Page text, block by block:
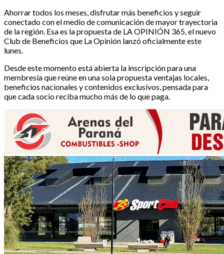
Ahorrar todos los meses, disfrutar más beneficios y seguir
conectado con el medio de comunicación de mayor trayectoria
de la región. Esa es la propuesta de LA OPINIÓN 365, el nuevo
Club de Beneficios que La Opinión lanzó oficialmente este
lunes.
Desde este momento está abierta la inscripción para una
membresía que reúne en una sola propuesta ventajas locales,
beneficios nacionales y contenidos exclusivos, pensada para
que cada socio reciba mucho más de lo que paga.